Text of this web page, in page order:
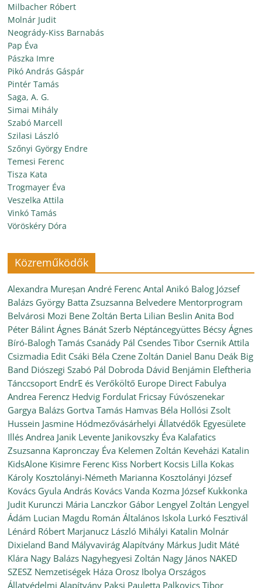
Milbacher Róbert
Molnár Judit
Neogrády-Kiss Barnabás
Pap Éva
Pászka Imre
Pikó András Gáspár
Pintér Tamás
Saga, A. G.
Simai Mihály
Szabó Marcell
Szilasi László
Szőnyi György Endre
Temesi Ferenc
Tisza Kata
Trogmayer Éva
Veszelka Attila
Vinkó Tamás
Vöröskéry Dóra
Közreműködők
Alexandra Mureșan André Ferenc Antal Anikó Balog József
Balázs György Batta Zsuzsanna Belvedere Mentorprogram
Belvárosi Mozi Bene Zoltán Berta Lilian Beslin Anita Bod
Péter Bálint Ágnes Bánát Szerb Néptáncegyüttes Bécsy Ágnes
Bíró-Balogh Tamás Csanády Pál Csendes Tibor Csernik Attila
Csizmadia Edit Csáki Béla Czene Zoltán Daniel Banu Deák Big
Band Diószegi Szabó Pál Dobroda Dávid Benjámin Eleftheria
Tánccsoport EndrE és Verőköltő Europe Direct Fabulya
Andrea Ferencz Hedvig Fordulat Fricsay Fúvószenekar
Gargya Balázs Gortva Tamás Hamvas Béla Hollósi Zsolt
Hussein Jasmine Hódmezővásárhelyi Állatvédők Egyesülete
Illés Andrea Janik Levente Janikovszky Éva Kalafatics
Zsuzsanna Kapronczay Éva Kelemen Zoltán Keveházi Katalin
KidsAlone Kisimre Ferenc Kiss Norbert Kocsis Lilla Kokas
Károly Kosztolányi-Németh Marianna Kosztolányi József
Kovács Gyula András Kovács Vanda Kozma József Kukkonka
Judit Kurunczi Mária Lanczkor Gábor Lengyel Zoltán Lengyel
Ádám Lucian Magdu Román Általános Iskola Lurkó Fesztivál
Lénárd Róbert Marjanucz László Mihályi Katalin Molnár
Dixieland Band Mályvavirág Alapítvány Márkus Judit Máté
Klára Nagy Balázs Nagyhegyesi Zoltán Nagy János NAKED
SZESZ Nemzetiségek Háza Orosz Ibolya Országos
Állatvédelmi Alapítvány Paksi Pauletta Palkovics Tibor